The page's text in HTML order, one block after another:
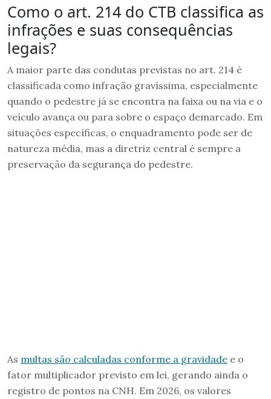
Como o art. 214 do CTB classifica as
infrações e suas consequências
legais?
A maior parte das condutas previstas no art. 214 é
classificada como infração gravíssima, especialmente
quando o pedestre já se encontra na faixa ou na via e o
veículo avança ou para sobre o espaço demarcado. Em
situações específicas, o enquadramento pode ser de
natureza média, mas a diretriz central é sempre a
preservação da segurança do pedestre.
As multas são calculadas conforme a gravidade e o
fator multiplicador previsto em lei, gerando ainda o
registro de pontos na CNH. Em 2026, os valores